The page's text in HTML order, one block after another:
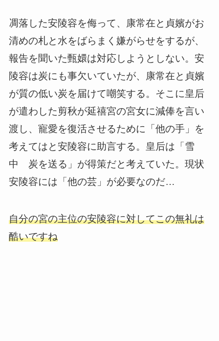
凋落した安陵容を侮って、康常在と貞嬪がお
清めの札と水をばらまく嫌がらせをするが、
報告を聞いた甄嬛は対応しようとしない。安
陵容は炭にも事欠いていたが、康常在と貞嬪
が質の低い炭を届けて嘲笑する。そこに皇后
が遣わした剪秋が延禧宮の宮女に減俸を言い
渡し、寵愛を復活させるために「他の手」を
考えてはと安陵容に助言する。皇后は「雪
中 炭を送る」が得策だと考えていた。現状
安陵容には「他の芸」が必要なのだ…
自分の宮の主位の安陵容に対してこの無礼は
酷いですね